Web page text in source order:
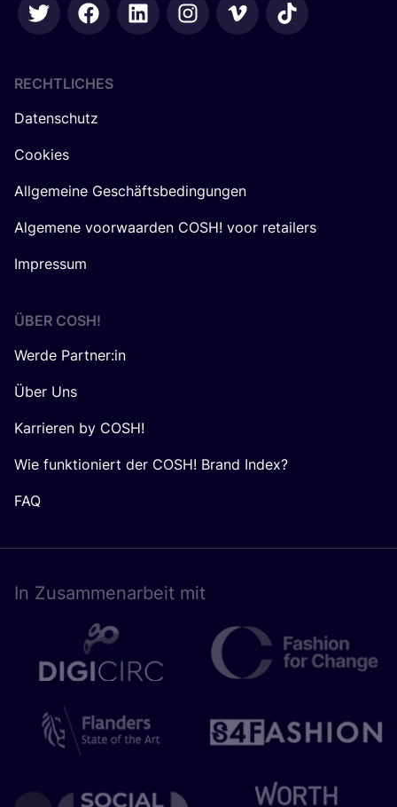
RECHTLICHES
Datenschutz
Cookies
Allgemeine Geschäftsbedingungen
Algemene voorwaarden COSH! voor retailers
Impressum
ÜBER COSH!
Werde Partner:in
Über Uns
Karrieren by COSH!
Wie funktioniert der COSH! Brand Index?
FAQ
In Zusam­men­ar­beit mit